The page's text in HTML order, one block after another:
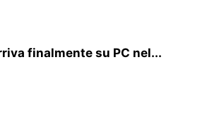
finalmente su PC nel...